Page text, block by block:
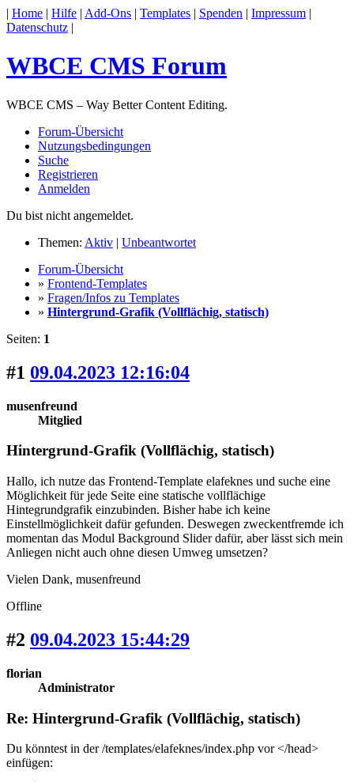
| Home | Hilfe | Add-Ons | Templates | Spenden | Impressum |
Datenschutz |
WBCE CMS Forum
WBCE CMS – Way Better Content Editing.
Forum-Übersicht
Nutzungsbedingungen
Suche
Registrieren
Anmelden
Du bist nicht angemeldet.
Themen: Aktiv | Unbeantwortet
Forum-Übersicht
» Frontend-Templates
» Fragen/Infos zu Templates
» Hintergrund-Grafik (Vollflächig, statisch)
Seiten: 1
#1 09.04.2023 12:16:04
musenfreund
Mitglied
Hintergrund-Grafik (Vollflächig, statisch)
Hallo, ich nutze das Frontend-Template elafeknes und suche eine
Möglichkeit für jede Seite eine statische vollflächige
Hintegrundgrafik einzubinden. Bisher habe ich keine
Einstellmöglichkeit dafür gefunden. Deswegen zweckentfremde ich
momentan das Modul Background Slider dafür, aber lässt sich mein
Anliegen nicht auch ohne diesen Umweg umsetzen?
Vielen Dank, musenfreund
Offline
#2 09.04.2023 15:44:29
florian
Administrator
Re: Hintergrund-Grafik (Vollflächig, statisch)
Du könntest in der /templates/elafeknes/index.php vor </head>
einfügen: